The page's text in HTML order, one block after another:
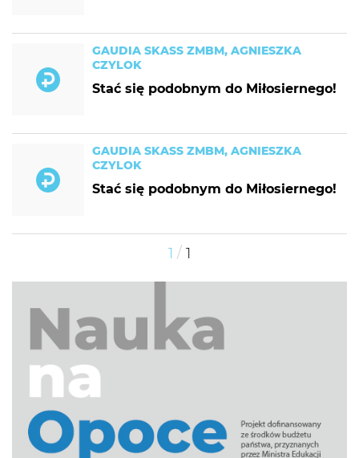
GAUDIA SKASS ZMBM, AGNIESZKA
CZYLOK
Stać się podobnym do Miłosiernego!
GAUDIA SKASS ZMBM, AGNIESZKA
CZYLOK
Stać się podobnym do Miłosiernego!
1 / 1